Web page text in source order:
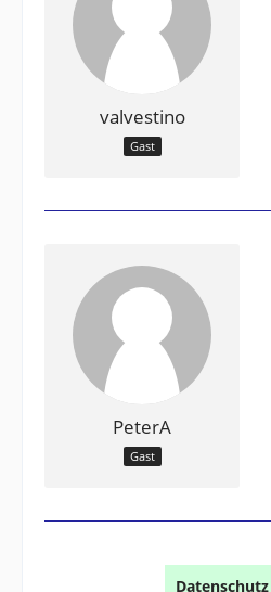
valvestino
Gast
PeterA
Gast
Datenschutz